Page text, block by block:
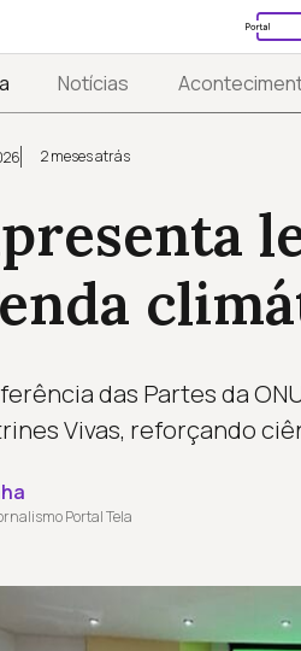
Notícias
2 meses atrás
das Partes da
Vivas, reforçando
Portal Tela